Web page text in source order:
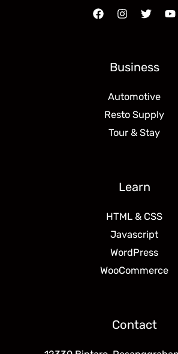
Business
Automotive
Resto Supply
Tour & Stay
Learn
HTML & CSS
Javascript
WordPress
WooCommerce
Contact